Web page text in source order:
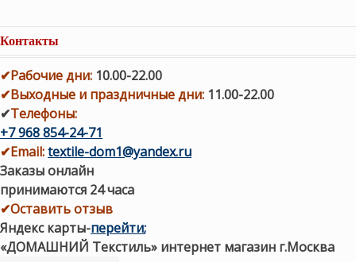
Контакты
✔Рабочие дни: 10.00-22.00
✔Выходные и праздничные дни: 11.00-22.00
✔Телефоны:
+7 968 854-24-71
✔Email:textile-dom1@yandex.ru
Заказы онлайн
принимаются 24 часа
✔Оставить отзыв
Яндекс карты-перейти;
«ДОМАШНИЙ Текстиль» интернет магазин г.Москва